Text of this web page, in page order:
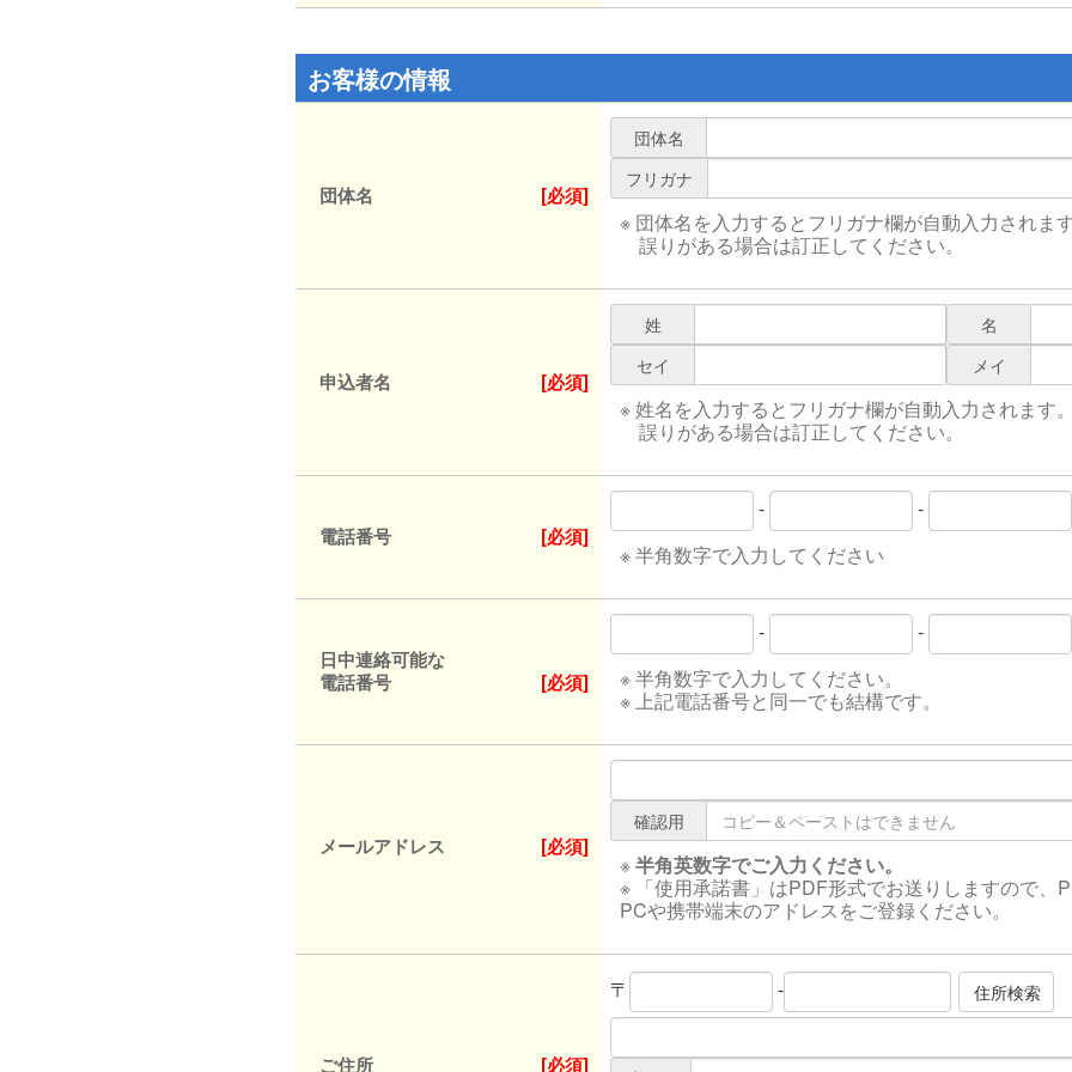
お客様の情報
団体名 [必須]
団体名
フリガナ
※ 団体名を入力するとフリガナ欄が自動入力されま
誤りがある場合は訂正してください。
申込者名 [必須]
姓
名
セイ
メイ
※ 姓名を入力するとフリガナ欄が自動入力されます
誤りがある場合は訂正してください。
電話番号 [必須]
-
-
※ 半角数字で入力してください
日中連絡可能な
電話番号
[必須]
-
-
※ 半角数字で入力してください。
※ 上記電話番号と同一でも結構です。
メールアドレス [必須]
確認用
※半角英数字でご入力ください。
※ 「使用承諾書」はPDF形式でお送りしますので、
PCや携帯端末のアドレスをご登録ください。
ご住所 [必須]
〒 -